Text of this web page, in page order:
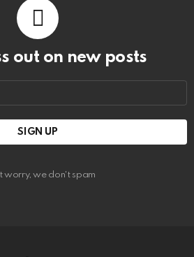
out on new posts
worry, we don't spam